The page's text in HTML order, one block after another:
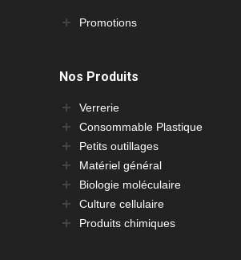
Promotions
Nos Produits
Verrerie
Consommable Plastique
Petits outillages
Matériel général
Biologie moléculaire
Culture cellulaire
Produits chimiques